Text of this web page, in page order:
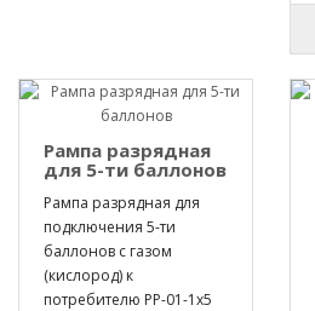
Рампа разрядная
для 5-ти баллонов
Рампа разрядная для
подключения 5-ти
баллонов с газом
(кислород) к
потребителю РР-01-1х5